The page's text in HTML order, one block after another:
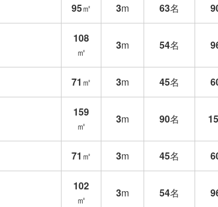
95㎡ 3m 63名
108
㎡
3m 54名
71 ㎡ 3m 45名
159
㎡
3m 90名
71 ㎡ 3m 45名
102
㎡
3m 54名